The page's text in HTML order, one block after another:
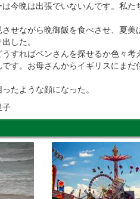
は今晩は出張でいないんです。私
させながら晩御飯を食べさせ、夏
した。
うすればベンさんを探せるか色々
す。お母さんからイギリスにまだ
たような顔になった。
子